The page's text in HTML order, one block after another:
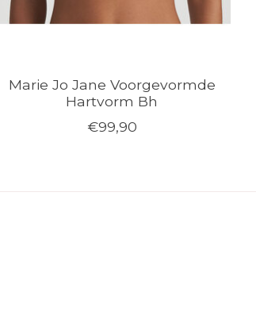
Marie Jo Jane Voorgevormde
Hartvorm Bh
€99,90